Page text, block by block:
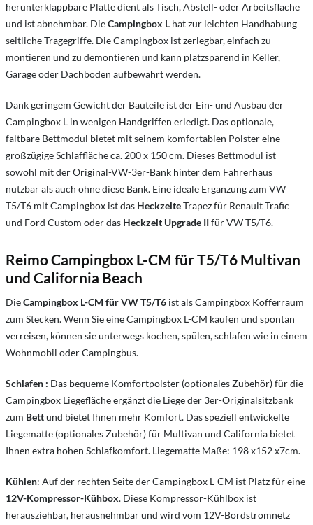
herunterklappbare Platte dient als Tisch, Abstell- oder Arbeitsfläche
und ist abnehmbar. DieCampingbox L hat zur leichten Handhabung
seitliche Tragegriffe. Die Campingbox ist zerlegbar, einfach zu
montieren und zu demontieren und kann platzsparend in Keller,
Garage oder Dachboden aufbewahrt werden.
Dank geringem Gewicht der Bauteile ist der Ein- und Ausbau der
Campingbox L in wenigen Handgriffen erledigt. Das optionale,
faltbare Bettmodul bietet mit seinem komfortablen Polster eine
großzügige Schlaffläche ca. 200 x 150 cm. Dieses Bettmodul ist
sowohl mit der Original-VW-3er-Bank hinter dem Fahrerhaus
nutzbar als auch ohne diese Bank. Eine ideale Ergänzung zum VW
T5/T6 mit Campingbox ist das HeckzelteTrapez für Renault Trafic
und Ford Custom oder das Heckzelt Upgrade IIfür VW T5/T6.
Reimo Campingbox L-CM für T5/T6 Multivan
und California Beach
DieCampingbox L-CM für VW T5/T6 ist als Campingbox Kofferraum
zum Stecken. Wenn Sie eine Campingbox L-CM kaufen und spontan
verreisen, können sie unterwegs kochen, spülen, schlafen wie in einem
Wohnmobil oder Campingbus.
Schlafen : Das bequeme Komfortpolster (optionales Zubehör) für die
Campingbox Liegefläche ergänzt die Liege der 3er-Originalsitzbank
zum Bettund bietet Ihnen mehr Komfort. Das speziell entwickelte
Liegematte (optionales Zubehör) für Multivan und California bietet
Ihnen extra hohen Schlafkomfort. Liegematte Maße: 198 x152 x7cm.
Kühlen: Auf der rechten Seite der Campingbox L-CM ist Platz für eine
12V-Kompressor-Kühbox. Diese Kompressor-Kühlbox ist
herausziehbar, herausnehmbar und wird vom 12V-Bordstromnetz